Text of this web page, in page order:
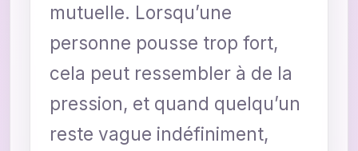
mutuelle. Lorsqu’une
personne pousse trop fort,
cela peut ressembler à de la
pression, et quand quelqu’un
reste vague indéfiniment,